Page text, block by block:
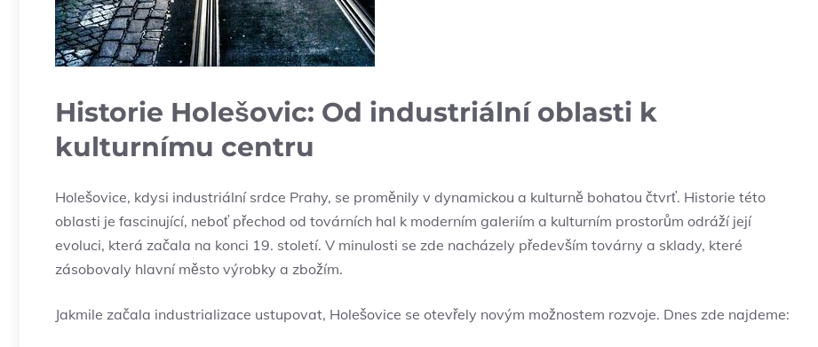
Historie Holešovic: Od industriální oblasti k
kulturnímu centru
Holešovice, kdysi industriální srdce Prahy, se proměnily v dynamickou a kulturně bohatou čtvrť. Historie této
oblasti je fascinující, neboť přechod od továrních hal k moderním galeriím a kulturním prostorům odráží její
evoluci, která začala na konci 19. století. V minulosti se zde nacházely především továrny a sklady, které
zásobovaly hlavní město výrobky a zbožím.
Jakmile začala industrializace ustupovat, Holešovice se otevřely novým možnostem rozvoje. Dnes zde najdeme: